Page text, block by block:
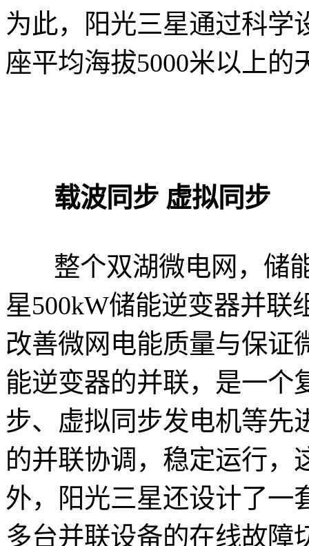
为此，阳光三星通过科学
座平均海拔5000米以上的
载波同步 虚拟同步
整个双湖微电网，储能
星500kW储能逆变器并联
改善微网电能质量与保证
能逆变器的并联，是一个
步、虚拟同步发电机等先
的并联协调，稳定运行，
外，阳光三星还设计了一
多台并联设备的在线故障